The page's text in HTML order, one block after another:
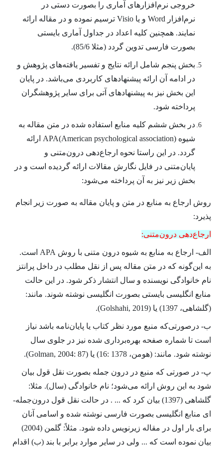
خروجی نرم‌افزارهای آماری را بصورت دستی در
نرم‌افزار Word و یا Visio ترسیم نموده و در مقاله ارائه
نمایند. همچنین کلیه اعداد در جداول آماری بایستی
بصورت فارسی تدوین گردد (مثلا 85/6).
بخش پنجم شامل ارائه نتایج و تفسیر یافته‌های پژوهش و
در ادامه آن ارائه پیشنهادهای کاربردی می‌باشد. در پایان
این بخش نیز به پیشنهادهای آتی برای سایر پژوهشگران
پرداخته شود.
در بخش ششم کلیه منابع استفاده شده در متن مقاله به
شیوه (APA(American psychological association ارائه
گردد. در این راستا نحوه ارجاع‌دهی درون‌متنی و
پایان‌متنی در فایل نگارش مقالات ارائه گردیده است و در
بخش زیر نیز به آن پرداخته می‌شود:
روش ارجاع به منابع در متن و پایان مقاله به صورت زیر انجام
پذیرد:
ارجاع­‌دهی درون­‌متنی:
الف- ارجاع به منابع به شیوه درون متنی با روش APA است.
به این‌گونه که در متن مقاله پس از نقل مطلب در داخل پرانتز
نام خانوادگی نویسنده و سال انتشار ذکر شود. در این حالت
منابع انگلیسی بایستی بصورت انگلیسی نوشته شوند. مانند:
(گلشاهی، 1397) یا (Golshahi, 2019).
ب- درصورتی­‌که منبع مورد نظر کتاب یا پایان‌­نامه باشد نیاز
است تا شماره صفحه بهره‌­برداری شده نیز در جلوی سال
نوشته شود. مانند: (هومن، 1378 :16) یا (Golman, 2004: 87).
پ- در صورتی که منبع در درون جمله بصورت نقل قول بیان
شود به این روش ارائه می‌­شود؛ نام خانوادگی (سال). مثلا:
گلشاهی (1397) بیان کرد که ... . در حالت نقل قول درون­‌جمله‌­
ای منابع انگلیسی بصورت فارسی نوشته شده و اسامی آنان
برای بار اول در مقاله زیرنویس داده شود. مثلاً: گلمن (2004)
بیان نموده است که ... ولی در سایر موارد برابر با بند (ب) اقدام